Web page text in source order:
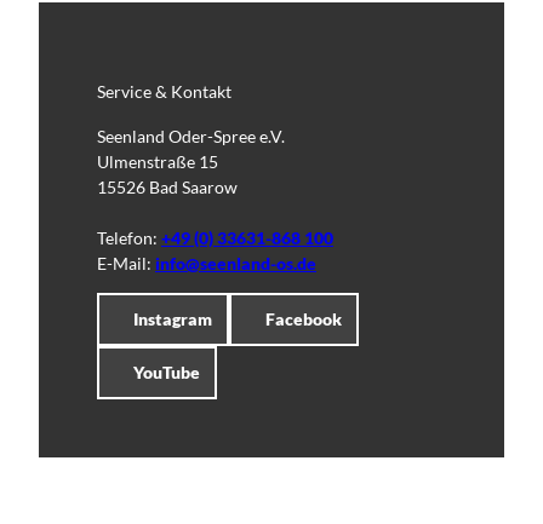
Service & Kontakt
Seenland Oder-Spree e.V.
Ulmenstraße 15
15526 Bad Saarow
Telefon: +49 (0) 33631-868 100
E-Mail: info@seenland-os.de
Instagram Facebook
YouTube